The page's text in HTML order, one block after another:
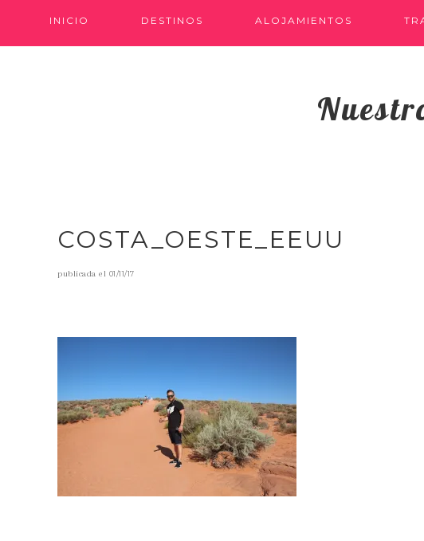
INICIO DESTINOS ALOJAMIENTOS
COSTA_OESTE_EEUU
publicada el 01/11/17